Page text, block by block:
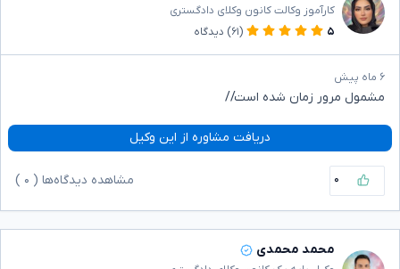
کارآموز وکالت کانون وکلای دادگستری
۵
(۶۱) دیدگاه
۶ ماه پیش
مشمول مرور زمان شده است//
دریافت مشاوره از این وکیل
۰ مشاهده دیدگاه‌ها ( ۰
محمد محمدی